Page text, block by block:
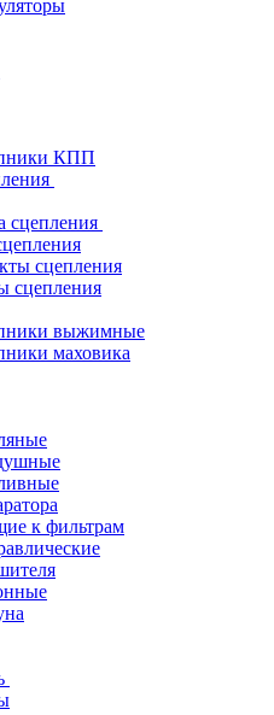
КПП
сцепления
сцепления
сцепления
выжимные
маховика
к фильтрам